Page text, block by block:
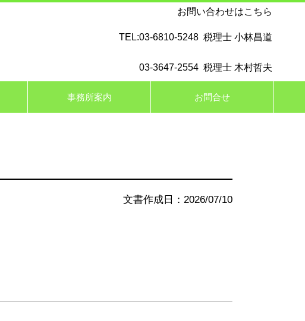
お問い合わせはこちら
TEL:03-6810-5248 税理士 小林昌道
03-3647-2554 税理士 木村哲夫
事務所案内 お問合せ
文書作成日：2026/07/10